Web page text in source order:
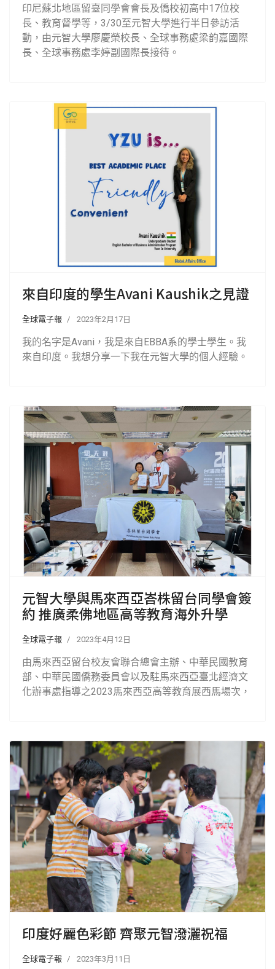
印尼蘇北地區留臺同學會會長及僑校初高中17位校
長、教育督學等，3/30至元智大學進行半日參訪活
動，由元智大學廖慶榮校長、全球事務處梁韵嘉國際
長、全球事務處李婷副國際長接待。
來自印度的學生Avani Kaushik之見證
全球電子報 2023年2月17日
我的名字是Avani，我是來自EBBA系的學士學生。我
來自印度。我想分享一下我在元智大學的個人經驗。
元智大學與馬來西亞峇株留台同學會簽
約 推廣柔佛地區高等教育海外升學
全球電子報 2023年4月12日
由馬來西亞留台校友會聯合總會主辦、中華民國教育
部、中華民國僑務委員會以及駐馬來西亞臺北經濟文
化辦事處指導之2023馬來西亞高等教育展西馬場次，
印度好麗色彩節 齊聚元智潑灑祝福
全球電子報 2023年3月11日